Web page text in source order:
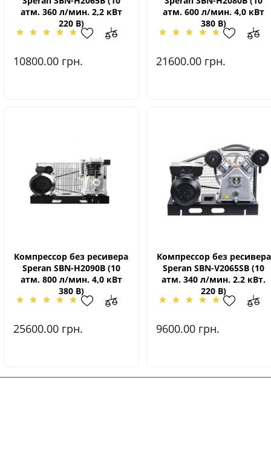
атм. 360 л/мин. 2,2 кВт
220 В)
10800.00 грн.
атм. 600 л/мин. 4,0 кВт
380 В)
21600.00 грн.
Компрессор без ресивера
Speran SBN-Н2090B (10
атм. 800 л/мин. 4,0 кВт
380 В)
25600.00 грн.
Компрессор без ресивера
Speran SBN-V2065SВ (10
атм. 340 л/мин. 2.2 кВт.
220 В)
9600.00 грн.